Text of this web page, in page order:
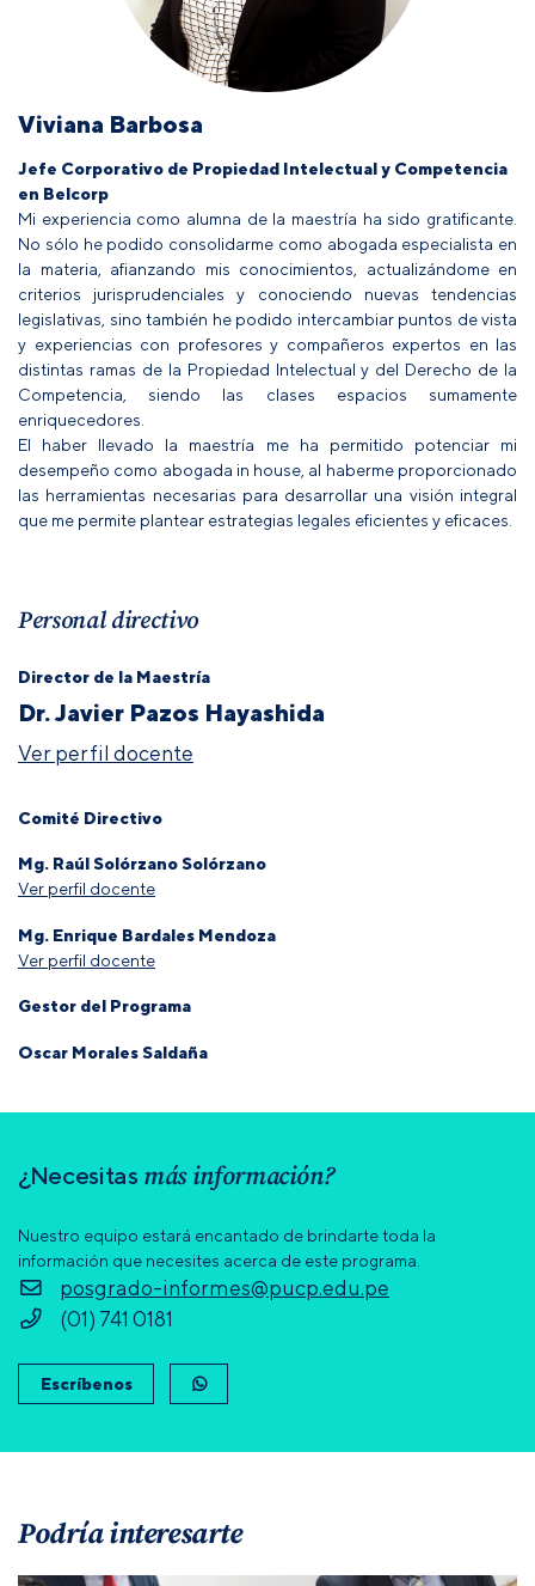
Viviana Barbosa
Jefe Corporativo de Propiedad Intelectual y Competencia
en Belcorp
Mi experiencia como alumna de la maestría ha sido gratificante.
No sólo he podido consolidarme como abogada especialista en
la materia, afianzando mis conocimientos, actualizándome en
criterios jurisprudenciales y conociendo nuevas tendencias
legislativas, sino también he podido intercambiar puntos de vista
y experiencias con profesores y compañeros expertos en las
distintas ramas de la Propiedad Intelectual y del Derecho de la
Competencia, siendo las clases espacios sumamente
enriquecedores.
El haber llevado la maestría me ha permitido potenciar mi
desempeño como abogada in house, al haberme proporcionado
las herramientas necesarias para desarrollar una visión integral
que me permite plantear estrategias legales eficientes y eficaces.
Personal directivo
Director de la Maestría
Dr. Javier Pazos Hayashida
Ver perfil docente
Comité Directivo
Mg. Raúl Solórzano Solórzano
Ver perfil docente
Mg. Enrique Bardales Mendoza
Ver perfil docente
Gestor del Programa
Oscar Morales Saldaña
¿Necesitas más información?
Nuestro equipo estará encantado de brindarte toda la
información que necesites acerca de este programa.
posgrado-informes@pucp.edu.pe
(01) 741 0181
Escríbenos
Podría interesarte